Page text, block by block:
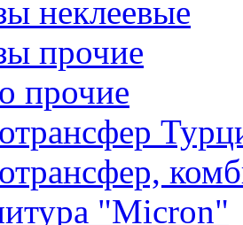
неклеевые
прочие
прочие
"Micron"